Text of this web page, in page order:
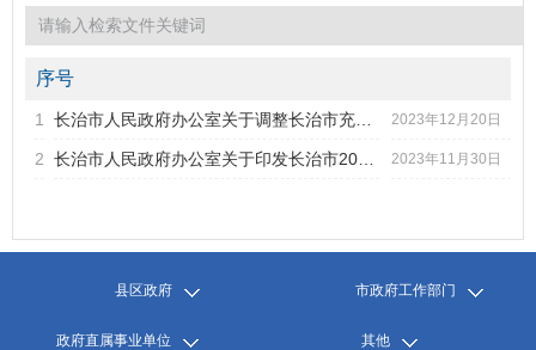
2022年第2期
2022年第1期
2021年第6期
2021年第4期
2021年第3期
2020年第3期
序号
标题
发文字号 发布日期
1 2023年12月20日
2 2023年11月30日
县区政府 市政府工作部门
政府直属事业单位 其他